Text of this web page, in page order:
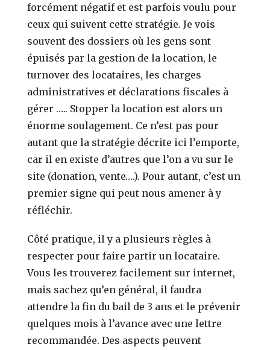
forcément négatif et est parfois voulu pour
ceux qui suivent cette stratégie. Je vois
souvent des dossiers où les gens sont
épuisés par la gestion de la location, le
turnover des locataires, les charges
administratives et déclarations fiscales à
gérer ….. Stopper la location est alors un
énorme soulagement. Ce n’est pas pour
autant que la stratégie décrite ici l’emporte,
car il en existe d’autres que l’on a vu sur le
site (donation, vente….). Pour autant, c’est un
premier signe qui peut nous amener à y
réfléchir.
Côté pratique, il y a plusieurs règles à
respecter pour faire partir un locataire.
Vous les trouverez facilement sur internet,
mais sachez qu’en général, il faudra
attendre la fin du bail de 3 ans et le prévenir
quelques mois à l’avance avec une lettre
recommandée. Des aspects peuvent